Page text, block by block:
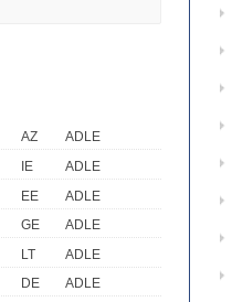
AZ
ADLE
IE
ADLE
EE
ADLE
GE
ADLE
LT
ADLE
DE
ADLE